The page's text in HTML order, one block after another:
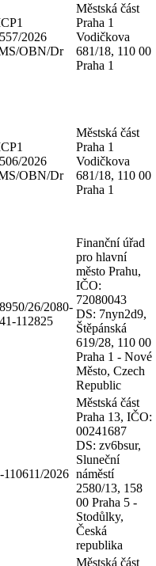
2026
OBN/Dr
Městská část
Praha 1
Vodičkova
681/18, 110 00
Praha 1
2026
OBN/Dr
Městská část
Praha 1
Vodičkova
681/18, 110 00
Praha 1
26/2080-
112825
Finanční úřad
pro hlavní
město Prahu,
IČO:
72080043
DS: 7nyn2d9,
Štěpánská
619/28, 110 00
Praha 1 - Nové
Město, Czech
Republic
110611/2026
Městská část
Praha 13, IČO:
00241687
DS: zv6bsur,
Sluneční
náměstí
2580/13, 158
00 Praha 5 -
Stodůlky,
Česká
republika
Městská část